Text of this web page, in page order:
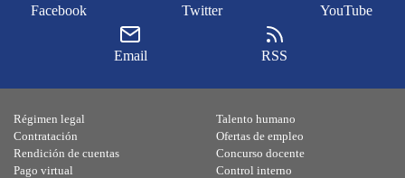
Facebook Twitter YouTube
Email RSS
Régimen legal
Contratación
Rendición de cuentas
Pago virtual
Talento humano
Ofertas de empleo
Concurso docente
Control interno